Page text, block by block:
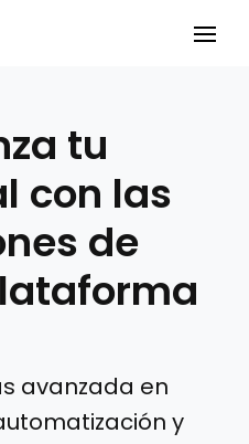
tu
con las
de
avanzada en
y